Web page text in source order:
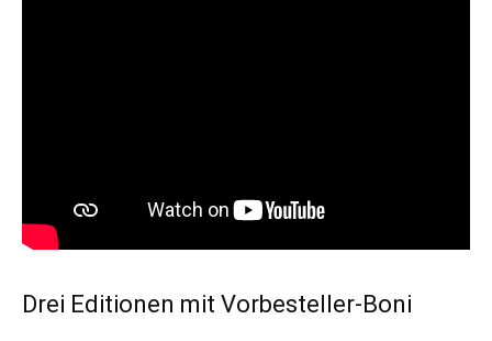
Drei Editionen mit Vorbesteller-Boni